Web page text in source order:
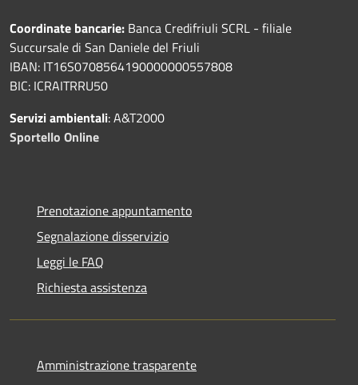
Coordinate bancarie: Banca Credifriuli SCRL - filiale
Succursale di San Daniele del Friuli
IBAN: IT16S0708564190000000557808
BIC: ICRAITRRU50
Servizi ambientali: A&T2000
Sportello Online
Prenotazione appuntamento
Segnalazione disservizio
Leggi le FAQ
Richiesta assistenza
Amministrazione trasparente